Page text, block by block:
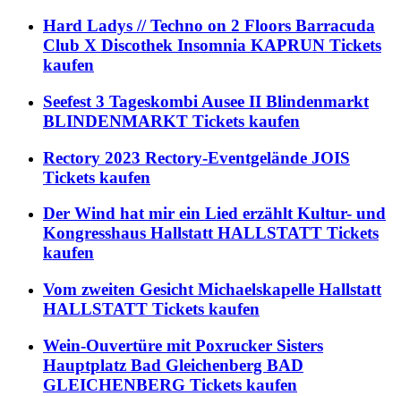
Hard Ladys // Techno on 2 Floors Barracuda
Club X Discothek Insomnia KAPRUN Tickets
kaufen
Seefest 3 Tageskombi Ausee II Blindenmarkt
BLINDENMARKT Tickets kaufen
Rectory 2023 Rectory-Eventgelände JOIS
Tickets kaufen
Der Wind hat mir ein Lied erzählt Kultur- und
Kongresshaus Hallstatt HALLSTATT Tickets
kaufen
Vom zweiten Gesicht Michaelskapelle Hallstatt
HALLSTATT Tickets kaufen
Wein-Ouvertüre mit Poxrucker Sisters
Hauptplatz Bad Gleichenberg BAD
GLEICHENBERG Tickets kaufen